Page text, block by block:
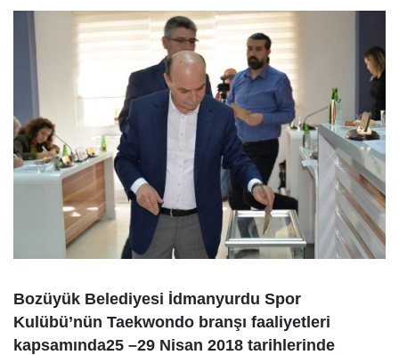
Bozüyük Belediyesi İdmanyurdu Spor
Kulübü’nün Taekwondo branşı faaliyetleri
kapsamında25 –29 Nisan 2018 tarihlerinde